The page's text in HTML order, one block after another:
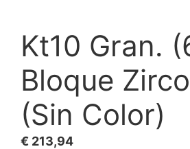
Kt10 Gran.
Bloque
(Sin Color)
€ 213,94